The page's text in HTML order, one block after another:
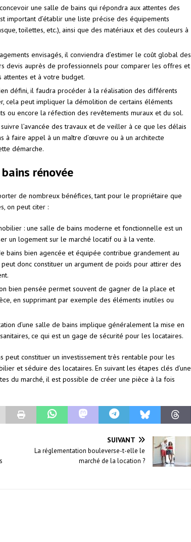
une salle de bains qui répondra aux attentes des
important d’établir une liste précise des équipements
toilettes, etc.), ainsi que des matériaux et des couleurs à
envisagés, il conviendra d’estimer le coût global des
devis auprès de professionnels pour comparer les offres et
attentes et à votre budget.
défini, il faudra procéder à la réalisation des différents
cela peut impliquer la démolition de certains éléments
ou encore la réfection des revêtements muraux et du sol.
l’avancée des travaux et de veiller à ce que les délais
à faire appel à un maître d’œuvre ou à un architecte
démarche.
rénovée
de nombreux bénéfices, tant pour le propriétaire que
on peut citer :
: une salle de bains moderne et fonctionnelle est un
un logement sur le marché locatif ou à la vente.
bains bien agencée et équipée contribue grandement au
donc constituer un argument de poids pour attirer des
bien pensée permet souvent de gagner de la place et
en supprimant par exemple des éléments inutiles ou
d’une salle de bains implique généralement la mise en
ce qui est un gage de sécurité pour les locataires.
peut constituer un investissement très rentable pour les
et séduire des locataires. En suivant les étapes clés d’une
du marché, il est possible de créer une pièce à la fois
SUIVANT
La réglementation bouleverse-t-elle le
marché de la location ?